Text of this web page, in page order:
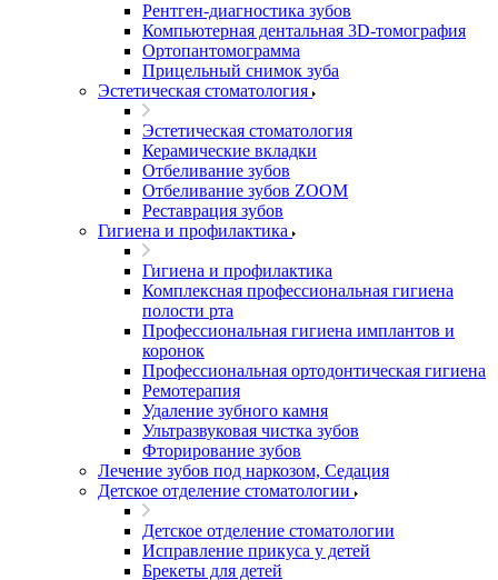
Рентген-диагностика зубов
Компьютерная дентальная 3D-томография
Ортопантомограмма
Прицельный снимок зуба
Эстетическая стоматология
Эстетическая стоматология
Керамические вкладки
Отбеливание зубов
Отбеливание зубов ZOOM
Реставрация зубов
Гигиена и профилактика
Гигиена и профилактика
Комплексная профессиональная гигиена
полости рта
Профессиональная гигиена имплантов и
коронок
Профессиональная ортодонтическая гигиена
Ремотерапия
Удаление зубного камня
Ультразвуковая чистка зубов
Фторирование зубов
Лечение зубов под наркозом, Седация
Детское отделение стоматологии
Детское отделение стоматологии
Исправление прикуса у детей
Брекеты для детей